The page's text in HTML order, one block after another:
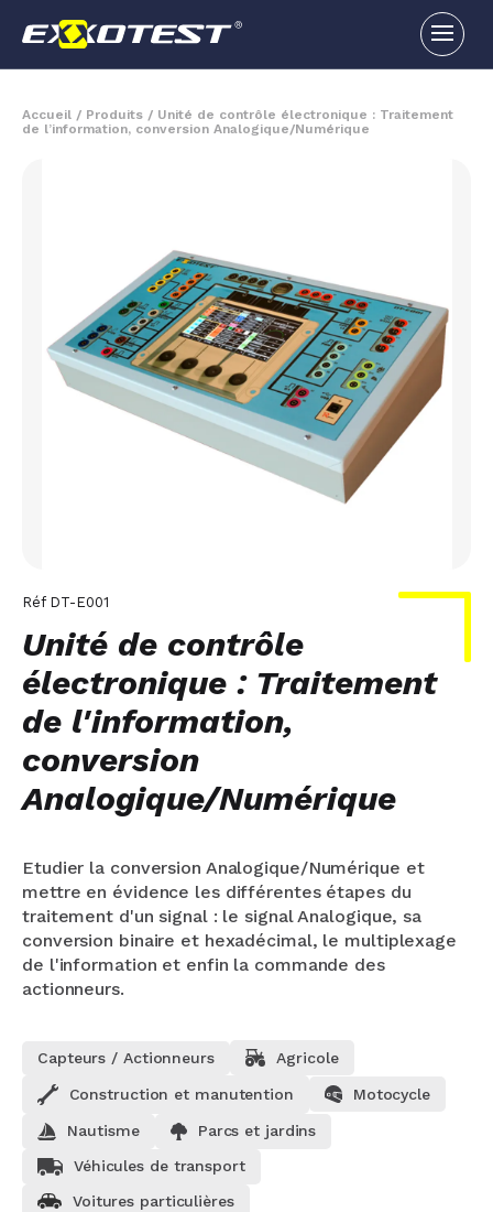
Accueil / Produits / Unité de contrôle électronique : Traitement
de l’information, conversion Analogique/Numérique
Réf DT-E001
Unité de contrôle
électronique : Traitement
de l'information,
conversion
Analogique/Numérique
Etudier la conversion Analogique/Numérique et
mettre en évidence les différentes étapes du
traitement d'un signal : le signal Analogique, sa
conversion binaire et hexadécimal, le multiplexage
de l'information et enfin la commande des
actionneurs.
Capteurs / Actionneurs Agricole
Construction et manutention Motocycle
Nautisme
Parcs et jardins
Véhicules de transport
Voitures particulières